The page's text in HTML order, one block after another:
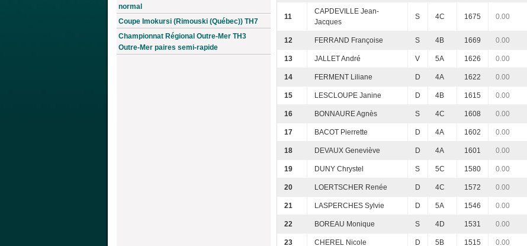
normal
Coupe Imokursi (Rimouski (Québec)) TH7
Championnat Régional Outre-Mer TH3
Outre-Mer paires semi-rapide
11
CAPDEVILLE Jean-
Jacques
S 4C 1675 0.00
12 FERRAND Françoise S 4B 1669 0.00
13 JALLET André V 5A 1626 0.00
14 FERMENT Liliane D 4A 1622 0.00
15 LESCLOUPE Janine D 4B 1615 0.00
16 BONNAURE Agnès S 4C 1608 0.00
17 BACOT Pierrette D 4A 1602 0.00
18 DEVAUX Geneviève D 4A 1601 0.00
19 DUNY Chrystel S 5C 1580 0.00
20 LOERTSCHER Renée D 4C 1572 0.00
21 LASPERCHES Sylvie D 5A 1546 0.00
22 BOREAU Monique S 4D 1531 0.00
23 CHEREL Nicole D 5B 1515 0.00